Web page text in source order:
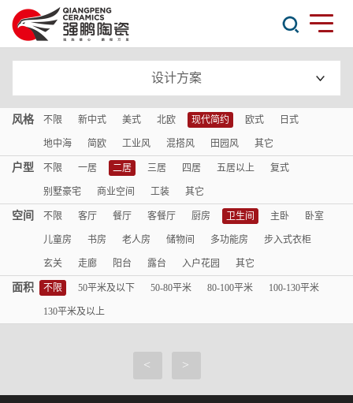
设计方案
风格 不限 新中式 美式 北欧 现代简约 欧式 日式
地中海 简欧 工业风 混搭风 田园风 其它
户型 不限 一居 二居 三居 四居 五居以上 复式
别墅豪宅 商业空间 工装 其它
空间 不限 客厅 餐厅 客餐厅 厨房 卫生间 主卧 卧室
儿童房 书房 老人房 储物间 多功能房 步入式衣柜
玄关 走廊 阳台 露台 入户花园 其它
面积 不限 50平米及以下 50-80平米 80-100平米 100-130平米
130平米及以上
< >